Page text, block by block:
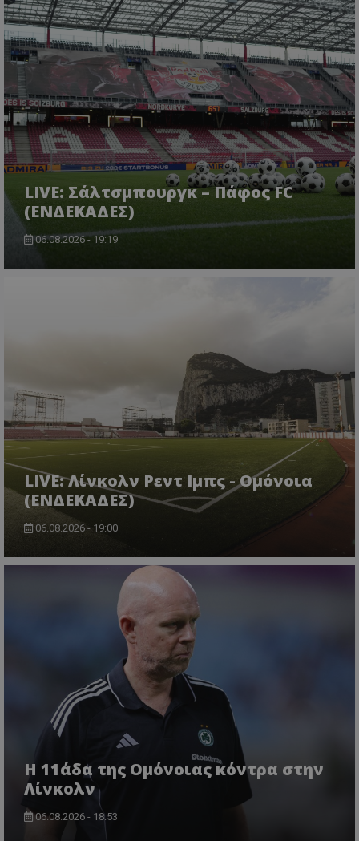
LIVE: Σάλτσμπουργκ – Πάφος FC
(ΕΝΔΕΚΑΔΕΣ)
06.08.2026 - 19:19
LIVE: Λίνκολν Ρεντ Ιμπς - Ομόνοια
(ΕΝΔΕΚΑΔΕΣ)
06.08.2026 - 19:00
Η 11άδα της Ομόνοιας κόντρα στην
Λίνκολν
06.08.2026 - 18:53